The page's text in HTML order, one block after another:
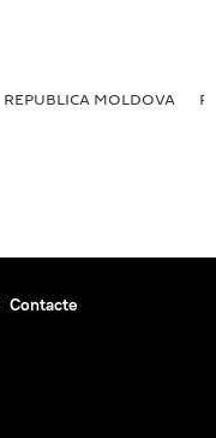
REPUBLICA MOLDOVA
Contacte